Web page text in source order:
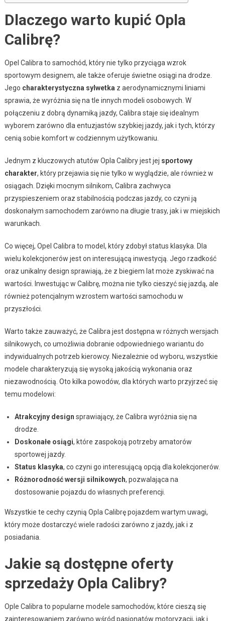
Dlaczego warto kupić Opla
Calibrę?
Opel Calibra to samochód, który nie tylko przyciąga wzrok
sportowym designem, ale także oferuje świetne osiągi na drodze.
Jego charakterystyczna sylwetka z aerodynamicznymi liniami
sprawia, że wyróżnia się na tle innych modeli osobowych. W
połączeniu z dobrą dynamiką jazdy, Calibra staje się idealnym
wyborem zarówno dla entuzjastów szybkiej jazdy, jak i tych, którzy
cenią sobie komfort w codziennym użytkowaniu.
Jednym z kluczowych atutów Opla Calibry jest jej sportowy
charakter, który przejawia się nie tylko w wyglądzie, ale również w
osiągach. Dzięki mocnym silnikom, Calibra zachwyca
przyspieszeniem oraz stabilnością podczas jazdy, co czyni ją
doskonałym samochodem zarówno na długie trasy, jak i w miejskich
warunkach.
Co więcej, Opel Calibra to model, który zdobył status klasyka. Dla
wielu kolekcjonerów jest on interesującą inwestycją. Jego rzadkość
oraz unikalny design sprawiają, że z biegiem lat może zyskiwać na
wartości. Inwestując w Calibrę, można nie tylko cieszyć się jazdą, ale
również potencjalnym wzrostem wartości samochodu w
przyszłości.
Warto także zauważyć, że Calibra jest dostępna w różnych wersjach
silnikowych, co umożliwia dobranie odpowiedniego wariantu do
indywidualnych potrzeb kierowcy. Niezależnie od wyboru, wszystkie
modele charakteryzują się wysoką jakością wykonania oraz
niezawodnością. Oto kilka powodów, dla których warto przyjrzeć się
temu modelowi:
Atrakcyjny design sprawiający, że Calibra wyróżnia się na
drodze.
Doskonałe osiągi, które zaspokoją potrzeby amatorów
sportowej jazdy.
Status klasyka, co czyni go interesującą opcją dla kolekcjonerów.
Różnorodność wersji silnikowych, pozwalająca na
dostosowanie pojazdu do własnych preferencji.
Wszystkie te cechy czynią Opla Calibrę pojazdem wartym uwagi,
który może dostarczyć wiele radości zarówno z jazdy, jak i z
posiadania.
Jakie są dostępne oferty
sprzedaży Opla Calibry?
Ople Calibra to popularne modele samochodów, które cieszą się
zainteresowaniem zarówno wśród pasjonatów motoryzacji, jak i